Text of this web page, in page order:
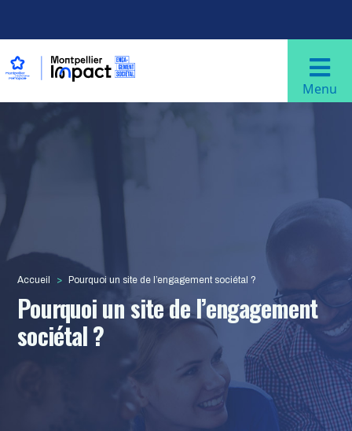
Navigation principale
Menu
Accueil Pourquoi un site de l’engagement sociétal ?
Pourquoi un site de l’engagement
sociétal ?